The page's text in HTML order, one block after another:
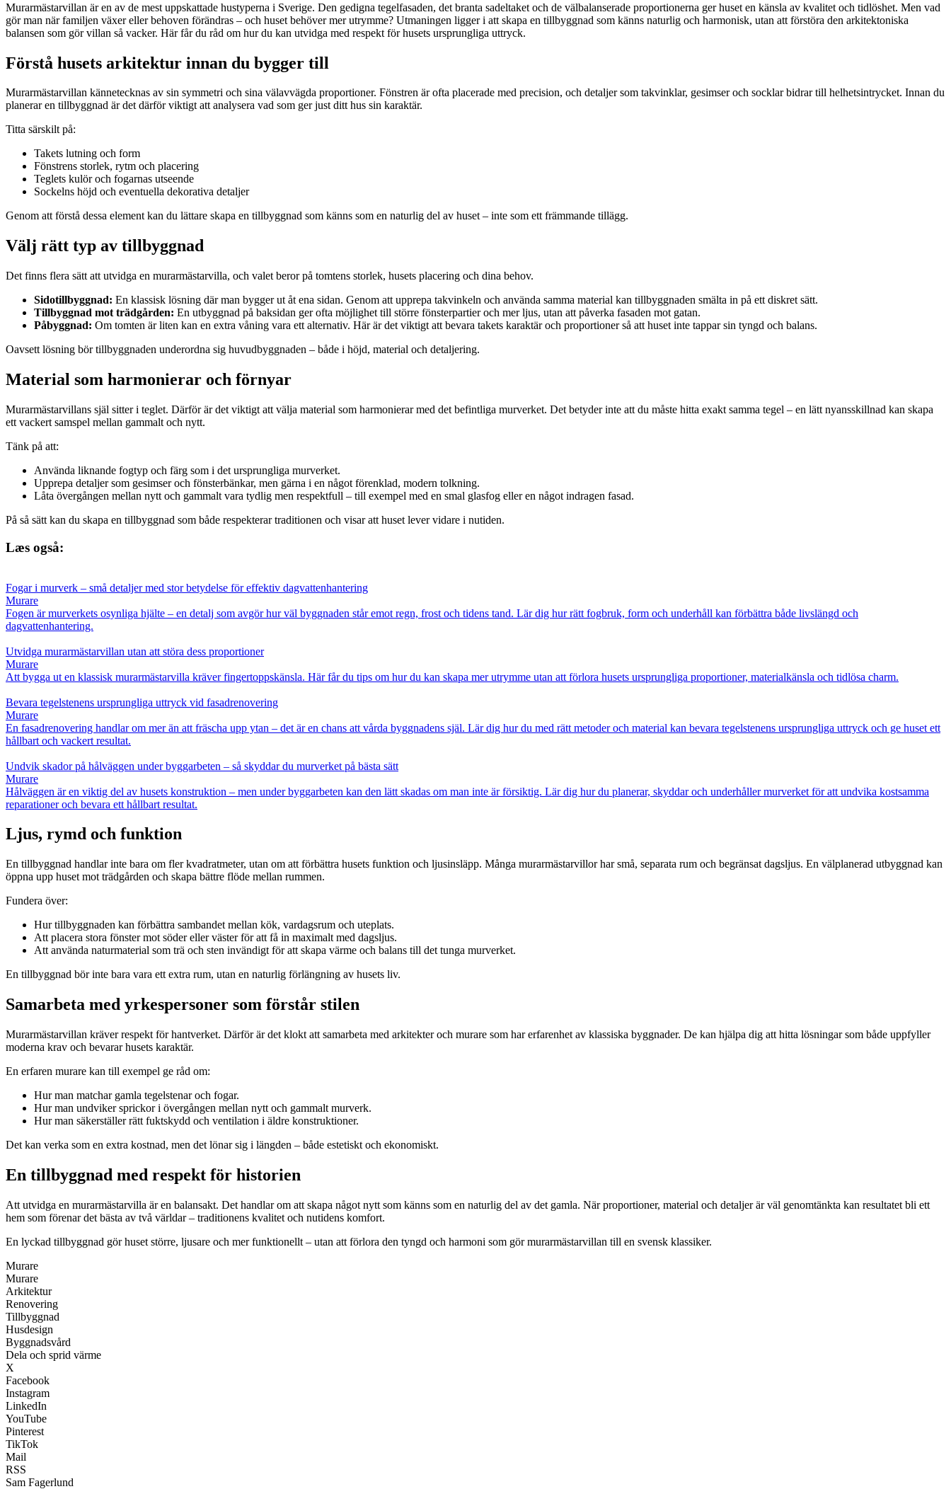
Murarmästarvillan är en av de mest uppskattade hustyperna i Sverige. Den gedigna tegelfasaden, det branta sadeltaket och de välbalanserade proportionerna ger huset en känsla av kvalitet och tidlöshet. Men vad
gör man när familjen växer eller behoven förändras – och huset behöver mer utrymme? Utmaningen ligger i att skapa en tillbyggnad som känns naturlig och harmonisk, utan att förstöra den arkitektoniska
balansen som gör villan så vacker. Här får du råd om hur du kan utvidga med respekt för husets ursprungliga uttryck.
Förstå husets arkitektur innan du bygger till
Murarmästarvillan kännetecknas av sin symmetri och sina välavvägda proportioner. Fönstren är ofta placerade med precision, och detaljer som takvinklar, gesimser och socklar bidrar till helhetsintrycket. Innan du
planerar en tillbyggnad är det därför viktigt att analysera vad som ger just ditt hus sin karaktär.
Titta särskilt på:
Takets lutning och form
Fönstrens storlek, rytm och placering
Teglets kulör och fogarnas utseende
Sockelns höjd och eventuella dekorativa detaljer
Genom att förstå dessa element kan du lättare skapa en tillbyggnad som känns som en naturlig del av huset – inte som ett främmande tillägg.
Välj rätt typ av tillbyggnad
Det finns flera sätt att utvidga en murarmästarvilla, och valet beror på tomtens storlek, husets placering och dina behov.
Sidotillbyggnad: En klassisk lösning där man bygger ut åt ena sidan. Genom att upprepa takvinkeln och använda samma material kan tillbyggnaden smälta in på ett diskret sätt.
Tillbyggnad mot trädgården: En utbyggnad på baksidan ger ofta möjlighet till större fönsterpartier och mer ljus, utan att påverka fasaden mot gatan.
Påbyggnad: Om tomten är liten kan en extra våning vara ett alternativ. Här är det viktigt att bevara takets karaktär och proportioner så att huset inte tappar sin tyngd och balans.
Oavsett lösning bör tillbyggnaden underordna sig huvudbyggnaden – både i höjd, material och detaljering.
Material som harmonierar och förnyar
Murarmästarvillans själ sitter i teglet. Därför är det viktigt att välja material som harmonierar med det befintliga murverket. Det betyder inte att du måste hitta exakt samma tegel – en lätt nyansskillnad kan skapa
ett vackert samspel mellan gammalt och nytt.
Tänk på att:
Använda liknande fogtyp och färg som i det ursprungliga murverket.
Upprepa detaljer som gesimser och fönsterbänkar, men gärna i en något förenklad, modern tolkning.
Låta övergången mellan nytt och gammalt vara tydlig men respektfull – till exempel med en smal glasfog eller en något indragen fasad.
På så sätt kan du skapa en tillbyggnad som både respekterar traditionen och visar att huset lever vidare i nutiden.
Læs også:
Fogar i murverk – små detaljer med stor betydelse för effektiv dagvattenhantering
Murare
Fogen är murverkets osynliga hjälte – en detalj som avgör hur väl byggnaden står emot regn, frost och tidens tand. Lär dig hur rätt fogbruk, form och underhåll kan förbättra både livslängd och
dagvattenhantering.
Utvidga murarmästarvillan utan att störa dess proportioner
Murare
Att bygga ut en klassisk murarmästarvilla kräver fingertoppskänsla. Här får du tips om hur du kan skapa mer utrymme utan att förlora husets ursprungliga proportioner, materialkänsla och tidlösa charm.
Bevara tegelstenens ursprungliga uttryck vid fasadrenovering
Murare
En fasadrenovering handlar om mer än att fräscha upp ytan – det är en chans att vårda byggnadens själ. Lär dig hur du med rätt metoder och material kan bevara tegelstenens ursprungliga uttryck och ge huset ett
hållbart och vackert resultat.
Undvik skador på hålväggen under byggarbeten – så skyddar du murverket på bästa sätt
Murare
Hålväggen är en viktig del av husets konstruktion – men under byggarbeten kan den lätt skadas om man inte är försiktig. Lär dig hur du planerar, skyddar och underhåller murverket för att undvika kostsamma
reparationer och bevara ett hållbart resultat.
Ljus, rymd och funktion
En tillbyggnad handlar inte bara om fler kvadratmeter, utan om att förbättra husets funktion och ljusinsläpp. Många murarmästarvillor har små, separata rum och begränsat dagsljus. En välplanerad utbyggnad kan
öppna upp huset mot trädgården och skapa bättre flöde mellan rummen.
Fundera över:
Hur tillbyggnaden kan förbättra sambandet mellan kök, vardagsrum och uteplats.
Att placera stora fönster mot söder eller väster för att få in maximalt med dagsljus.
Att använda naturmaterial som trä och sten invändigt för att skapa värme och balans till det tunga murverket.
En tillbyggnad bör inte bara vara ett extra rum, utan en naturlig förlängning av husets liv.
Samarbeta med yrkespersoner som förstår stilen
Murarmästarvillan kräver respekt för hantverket. Därför är det klokt att samarbeta med arkitekter och murare som har erfarenhet av klassiska byggnader. De kan hjälpa dig att hitta lösningar som både uppfyller
moderna krav och bevarar husets karaktär.
En erfaren murare kan till exempel ge råd om:
Hur man matchar gamla tegelstenar och fogar.
Hur man undviker sprickor i övergången mellan nytt och gammalt murverk.
Hur man säkerställer rätt fuktskydd och ventilation i äldre konstruktioner.
Det kan verka som en extra kostnad, men det lönar sig i längden – både estetiskt och ekonomiskt.
En tillbyggnad med respekt för historien
Att utvidga en murarmästarvilla är en balansakt. Det handlar om att skapa något nytt som känns som en naturlig del av det gamla. När proportioner, material och detaljer är väl genomtänkta kan resultatet bli ett
hem som förenar det bästa av två världar – traditionens kvalitet och nutidens komfort.
En lyckad tillbyggnad gör huset större, ljusare och mer funktionellt – utan att förlora den tyngd och harmoni som gör murarmästarvillan till en svensk klassiker.
Murare
Murare
Arkitektur
Renovering
Tillbyggnad
Husdesign
Byggnadsvård
Dela och sprid värme
X
Facebook
Instagram
LinkedIn
YouTube
Pinterest
TikTok
Mail
RSS
Sam Fagerlund